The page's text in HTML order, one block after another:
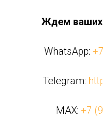
Ждем ваших
WhatsApp:
Telegram:
MAX: +7